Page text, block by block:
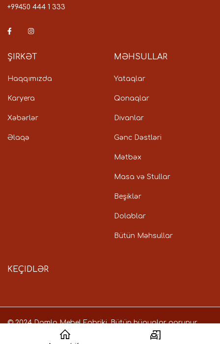
+99450 444 1 333
ŞIRKƏT
Haqqımızda
Karyera
Xəbərlər
Əlaqə
MƏHSULLAR
Yataqlar
Qonaqlar
Divanlar
Gənc Dəstləri
Mətbəx
Masa və Stullar
Beşiklər
Dolablar
Bütün Məhsullar
KEÇIDLƏR
© 2024 Damla Mebel Fabriki. Bütün hüquqlar qorunur.